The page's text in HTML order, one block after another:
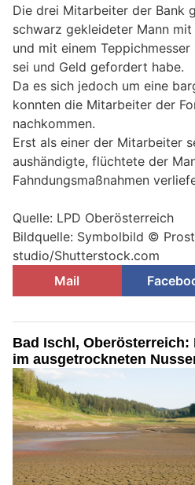
Die drei Mitarbeiter der Bank
schwarz gekleideter Mann
und mit einem
sei und Geld gefordert habe.
Da es sich jedoch um eine
konnten die Mitarbeiter der
nachkommen.
Erst als einer der Mitarbeiter
aushändigte, flüchtete der
Fahndungsmaßnahmen
Quelle: LPD Oberösterreich
Bildquelle: Symbolbild ©
studio/Shutterstock.com
Mail
Bad Ischl,
im ausgetrockneten